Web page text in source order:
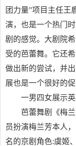
团力量”项目主任王
演，也是一个热门
剧的感觉。大剧院
受的芭蕾舞。它还
做出新的尝试，并
展也是一个很好的
一男四女展示
芭蕾舞剧《梅
员扮演梅兰芳本人
名的京剧角色:虞姬